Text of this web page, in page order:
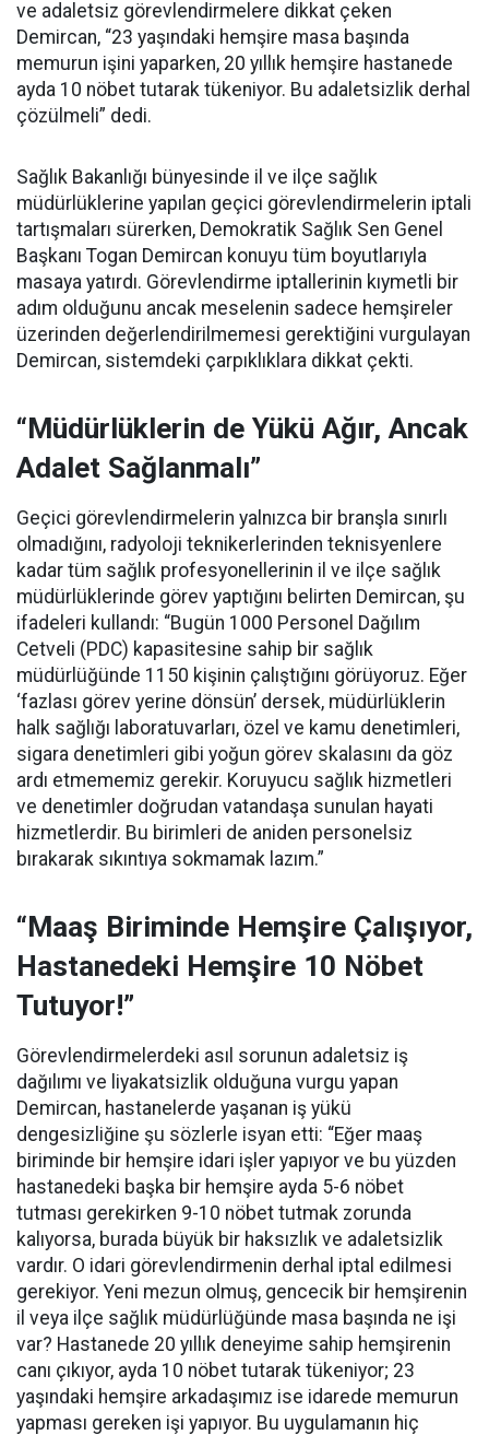
ve adaletsiz görevlendirmelere dikkat çeken
Demircan, “23 yaşındaki hemşire masa başında
memurun işini yaparken, 20 yıllık hemşire hastanede
ayda 10 nöbet tutarak tükeniyor. Bu adaletsizlik derhal
çözülmeli” dedi.
Sağlık Bakanlığı bünyesinde il ve ilçe sağlık
müdürlüklerine yapılan geçici görevlendirmelerin iptali
tartışmaları sürerken, Demokratik Sağlık Sen Genel
Başkanı Togan Demircan konuyu tüm boyutlarıyla
masaya yatırdı. Görevlendirme iptallerinin kıymetli bir
adım olduğunu ancak meselenin sadece hemşireler
üzerinden değerlendirilmemesi gerektiğini vurgulayan
Demircan, sistemdeki çarpıklıklara dikkat çekti.
“Müdürlüklerin de Yükü Ağır, Ancak
Adalet Sağlanmalı”
Geçici görevlendirmelerin yalnızca bir branşla sınırlı
olmadığını, radyoloji teknikerlerinden teknisyenlere
kadar tüm sağlık profesyonellerinin il ve ilçe sağlık
müdürlüklerinde görev yaptığını belirten Demircan, şu
ifadeleri kullandı: “Bugün 1000 Personel Dağılım
Cetveli (PDC) kapasitesine sahip bir sağlık
müdürlüğünde 1150 kişinin çalıştığını görüyoruz. Eğer
‘fazlası görev yerine dönsün’ dersek, müdürlüklerin
halk sağlığı laboratuvarları, özel ve kamu denetimleri,
sigara denetimleri gibi yoğun görev skalasını da göz
ardı etmememiz gerekir. Koruyucu sağlık hizmetleri
ve denetimler doğrudan vatandaşa sunulan hayati
hizmetlerdir. Bu birimleri de aniden personelsiz
bırakarak sıkıntıya sokmamak lazım.”
“Maaş Biriminde Hemşire Çalışıyor,
Hastanedeki Hemşire 10 Nöbet
Tutuyor!”
Görevlendirmelerdeki asıl sorunun adaletsiz iş
dağılımı ve liyakatsizlik olduğuna vurgu yapan
Demircan, hastanelerde yaşanan iş yükü
dengesizliğine şu sözlerle isyan etti: “Eğer maaş
biriminde bir hemşire idari işler yapıyor ve bu yüzden
hastanedeki başka bir hemşire ayda 5-6 nöbet
tutması gerekirken 9-10 nöbet tutmak zorunda
kalıyorsa, burada büyük bir haksızlık ve adaletsizlik
vardır. O idari görevlendirmenin derhal iptal edilmesi
gerekiyor. Yeni mezun olmuş, gencecik bir hemşirenin
il veya ilçe sağlık müdürlüğünde masa başında ne işi
var? Hastanede 20 yıllık deneyime sahip hemşirenin
canı çıkıyor, ayda 10 nöbet tutarak tükeniyor; 23
yaşındaki hemşire arkadaşımız ise idarede memurun
yapması gereken işi yapıyor. Bu uygulamanın hiç